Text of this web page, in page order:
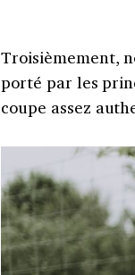
Troisièmement,
porté par les
coupe assez